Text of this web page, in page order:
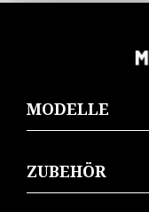
MODELLE
ZUBEHÖR